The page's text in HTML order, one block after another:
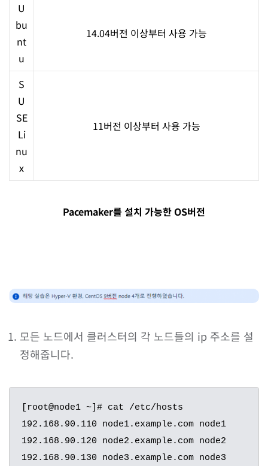
U
bu
nt
u
14.04버전 이상부터 사용 가능
S
U
SE
Li
nu
x
11버전 이상부터 사용 가능
Pacemaker를 설치 가능한 OS버전
모든 노드에서 클러스터의 각 노드들의 ip 주소를 설
정해줍니다.
[root@node1 ~]# cat /etc/hosts
192.168.90.110 node1.example.com node1
192.168.90.120 node2.example.com node2
192.168.90.130 node3.example.com node3